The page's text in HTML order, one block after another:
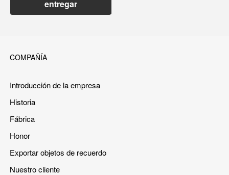
entregar
COMPAÑÍA
Introducción de la empresa
Historia
Fábrica
Honor
Exportar objetos de recuerdo
Nuestro cliente